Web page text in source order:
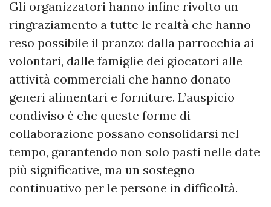
Gli organizzatori hanno infine rivolto un
ringraziamento a tutte le realtà che hanno
reso possibile il pranzo: dalla parrocchia ai
volontari, dalle famiglie dei giocatori alle
attività commerciali che hanno donato
generi alimentari e forniture. L’auspicio
condiviso è che queste forme di
collaborazione possano consolidarsi nel
tempo, garantendo non solo pasti nelle date
più significative, ma un sostegno
continuativo per le persone in difficoltà.